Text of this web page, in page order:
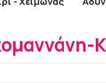
διατροφής /